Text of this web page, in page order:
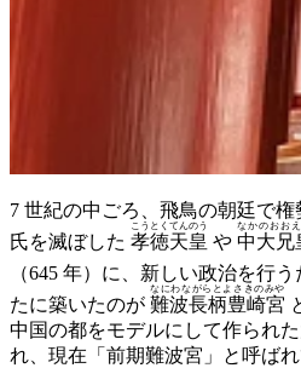
7 世紀の中ごろ、飛鳥の朝廷で
氏を滅ぼした 孝徳天皇
こうとくてんのう
や 中大兄
なかのおおえ
（645 年）に、新しい政治を行う
たに築いたのが 難波長柄豊崎宮
なにわながらとよさきのみや
中国の都をモデルにして作られ
れ、現在「前期難波宮」と呼ば